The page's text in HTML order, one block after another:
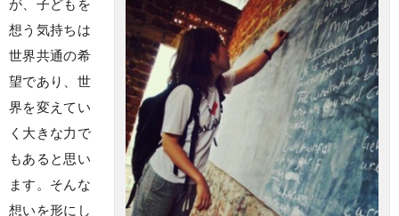
が、子どもを
想う気持ちは
世界共通の希
望であり、世
界を変えてい
く大きな力で
もあると思い
ます。そんな
想いを形にし